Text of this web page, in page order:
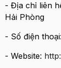
- Địa chỉ liên
Hải Phòng
- Số điện
- Website: